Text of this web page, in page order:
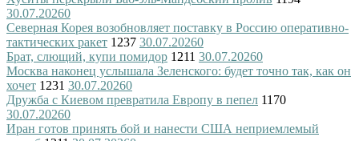
30.07.20260
Северная Корея возобновляет поставку в Россию оперативно-
тактических ракет 1237 30.07.20260
Брат, слющий, купи помидор 1211 30.07.20260
Москва наконец услышала Зеленского: будет точно так, как он
хочет 1231 30.07.20260
Дружба с Киевом превратила Европу в пепел 1170
30.07.20260
Иран готов принять бой и нанести США неприемлемый